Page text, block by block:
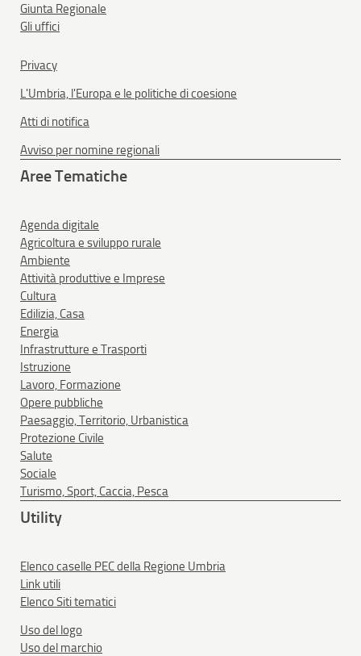
Giunta Regionale
Gli uffici
Privacy
L'Umbria, l'Europa e le politiche di coesione
Atti di notifica
Avviso per nomine regionali
Aree Tematiche
Agenda digitale
Agricoltura e sviluppo rurale
Ambiente
Attività produttive e Imprese
Cultura
Edilizia, Casa
Energia
Infrastrutture e Trasporti
Istruzione
Lavoro, Formazione
Opere pubbliche
Paesaggio, Territorio, Urbanistica
Protezione Civile
Salute
Sociale
Turismo, Sport, Caccia, Pesca
Utility
Elenco caselle PEC della Regione Umbria
Link utili
Elenco Siti tematici
Uso del logo
Uso del marchio